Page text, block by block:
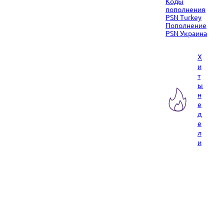
пополнения
PSN Turkey
Пополнение
PSN Украина
Х
и
т
ы
н
е
д
е
л
и